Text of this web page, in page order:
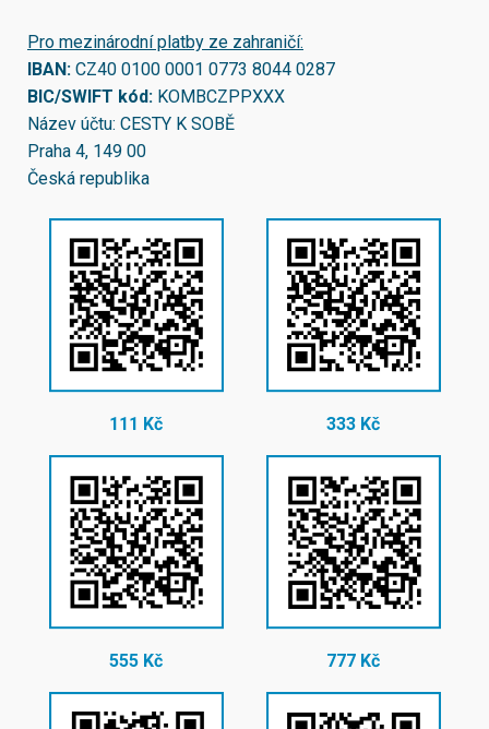
Pro mezinárodní platby ze zahraničí:
IBAN: CZ40 0100 0001 0773 8044 0287
BIC/SWIFT kód: KOMBCZPPXXX
Název účtu: CESTY K SOBĚ
Praha 4, 149 00
Česká republika
111 Kč 333 Kč
555 Kč 777 Kč